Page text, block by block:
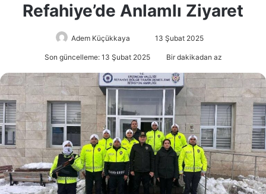
Refahiye’de Anlamlı Ziyaret
Adem Küçükkaya
e-
göndermek
13 Şubat 2025
Son güncelleme: 13 Şubat 2025 Bir dakikadan az